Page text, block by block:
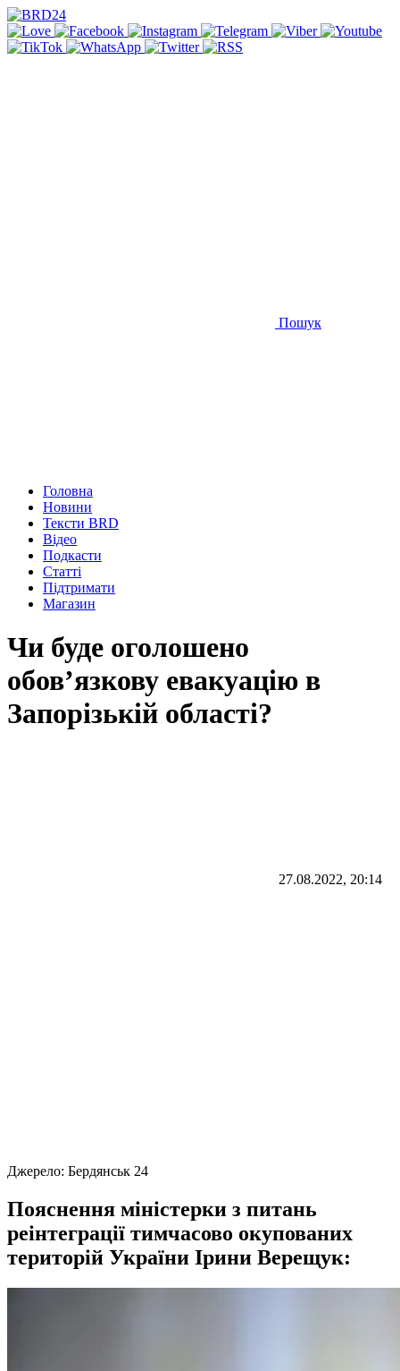
Пошук
Головна
Новини
Тексти BRD
Відео
Подкасти
Статті
Підтримати
Магазин
Чи буде оголошено
обов’язкову евакуацію в
Запорізькій області?
27.08.2022, 20:14
Джерело: Бердянськ 24
Пояснення міністерки з питань
реінтеграції тимчасово окупованих
територій України Ірини Верещук: